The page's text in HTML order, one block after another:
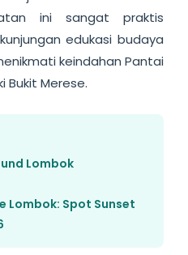
ini sangat praktis
edukasi budaya
keindahan Pantai
Bukit Merese.
Lombok
Lombok: Spot Sunset